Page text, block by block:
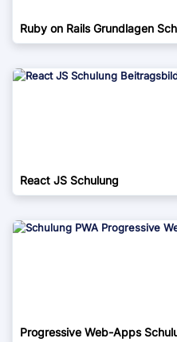
Ruby on Rails Grundlagen
React JS Schulung
Progressive Web-Apps